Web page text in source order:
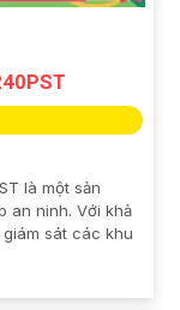
là một sản
an ninh. Với khả
sát các khu